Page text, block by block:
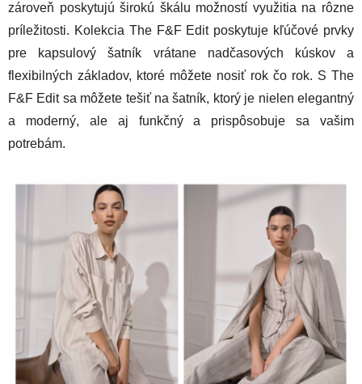
zároveň poskytujú širokú škálu možností využitia na rôzne
príležitosti. Kolekcia The F&F Edit poskytuje kľúčové prvky
pre kapsulový šatník vrátane nadčasových kúskov a
flexibilných základov, ktoré môžete nosiť rok čo rok. S The
F&F Edit sa môžete tešiť na šatník, ktorý je nielen elegantný
a moderný, ale aj funkčný a prispôsobuje sa vašim
potrebám.